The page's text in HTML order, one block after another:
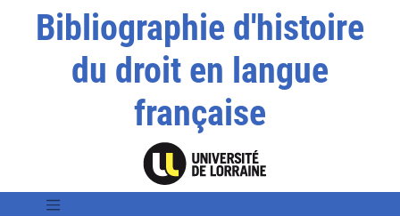
Bibliographie d'histoire
du droit en langue
française